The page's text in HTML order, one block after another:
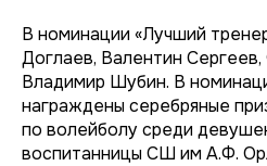
В номинации «Лучший
Доглаев, Валентин
Владимир Шубин. В
награждены серебряные
по волейболу среди
воспитанницы СШ им А.Ф.